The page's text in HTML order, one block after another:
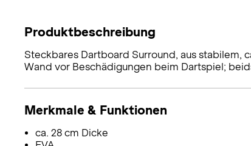
Produktbeschreibung
Steckbares Dartboard Surround, aus stabilem,
Wand vor Beschädigungen beim Dartspiel;
Merkmale & Funktionen
ca. 28 cm Dicke